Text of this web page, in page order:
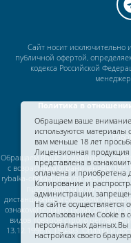
Сайт носит исключительно
публичной офертой,
кодекса Российской
Политика в
Обращаем Ваше внимание, на
с возрастным ограничением
rybalka-ohota-turizm.ru. Вся
представлена в
дистанционным способом.
ознакомительных целях для лиц
видов товаров строго
13.12.1996 N 150-ФЗ. Оплата и
Обращаем ваше
используются материалы
вам меньше 18 лет
Лицензионная
представлена в
оплачена и приобретена
Копирование и
администрации,
На сайте осуществляется
использованием Cookie в
персональных данных.Вы
настройках своего